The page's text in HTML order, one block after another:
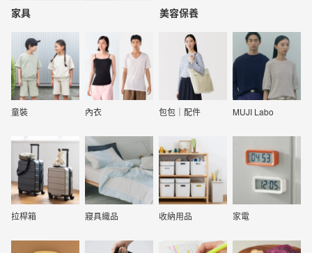
家具 美容保養
童裝 內衣 包包｜配件 MUJI Labo
拉桿箱 寢具織品 收納用品 家電